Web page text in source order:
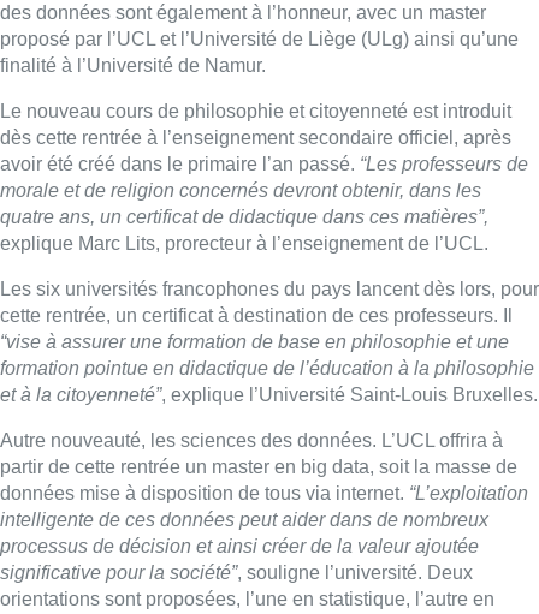
des données sont également à l’honneur, avec un master
proposé par l’UCL et l’Université de Liège (ULg) ainsi qu’une
finalité à l’Université de Namur.
Le nouveau cours de philosophie et citoyenneté est introduit
dès cette rentrée à l’enseignement secondaire officiel, après
avoir été créé dans le primaire l’an passé. “Les professeurs de
morale et de religion concernés devront obtenir, dans les
quatre ans, un certificat de didactique dans ces matières”,
explique Marc Lits, prorecteur à l’enseignement de l’UCL.
Les six universités francophones du pays lancent dès lors, pour
cette rentrée, un certificat à destination de ces professeurs. Il
“vise à assurer une formation de base en philosophie et une
formation pointue en didactique de l’éducation à la philosophie
et à la citoyenneté”, explique l’Université Saint-Louis Bruxelles.
Autre nouveauté, les sciences des données. L’UCL offrira à
partir de cette rentrée un master en big data, soit la masse de
données mise à disposition de tous via internet. “L’exploitation
intelligente de ces données peut aider dans de nombreux
processus de décision et ainsi créer de la valeur ajoutée
significative pour la société”, souligne l’université. Deux
orientations sont proposées, l’une en statistique, l’autre en